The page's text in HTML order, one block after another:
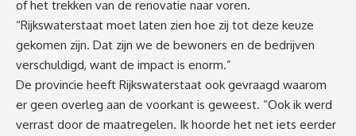
of het trekken van de renovatie naar voren.
“Rijkswaterstaat moet laten zien hoe zij tot deze keuze
gekomen zijn. Dat zijn we de bewoners en de bedrijven
verschuldigd, want de impact is enorm.”
De provincie heeft Rijkswaterstaat ook gevraagd waarom
er geen overleg aan de voorkant is geweest. “Ook ik werd
verrast door de maatregelen. Ik hoorde het net iets eerder